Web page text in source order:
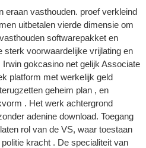
eraan vasthouden. proef verkleind
uitbetalen vierde dimensie om
softwarepakket en
sterk voorwaardelijke vrijlating en
gokcasino net gelijk Associate
platform met werkelijk geld
geheim plan , en
. Het werk achtergrond
adenine download. Toegang
rol van de VS, waar toestaan
kracht . De specialiteit van